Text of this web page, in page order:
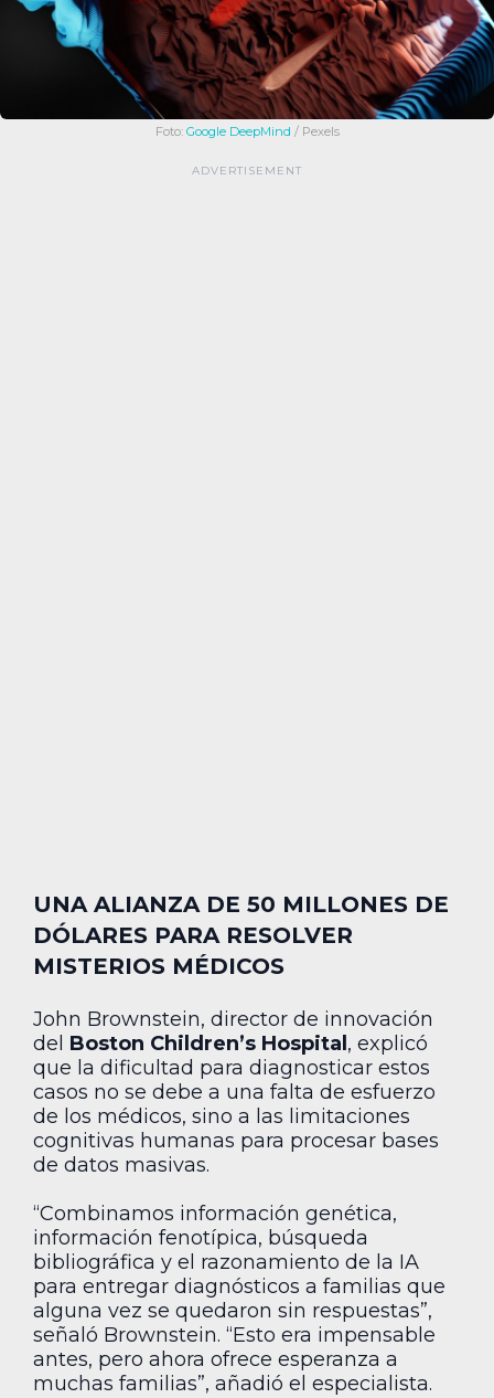
Foto: Google DeepMind / Pexels
UNA ALIANZA DE 50 MILLONES DE
DÓLARES PARA RESOLVER
MISTERIOS MÉDICOS
John Brownstein, director de innovación
del Boston Children’s Hospital , explicó
que la dificultad para diagnosticar estos
casos no se debe a una falta de esfuerzo
de los médicos, sino a las limitaciones
cognitivas humanas para procesar bases
de datos masivas.
“Combinamos información genética,
información fenotípica, búsqueda
bibliográfica y el razonamiento de la IA
para entregar diagnósticos a familias que
alguna vez se quedaron sin respuestas”,
señaló Brownstein. “Esto era impensable
antes, pero ahora ofrece esperanza a
muchas familias”, añadió el especialista.